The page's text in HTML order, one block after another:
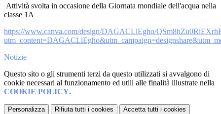
Attività svolta in occasione della Giornata mondiale dell'acqua nella
classe 1A
https://www.canva.com/design/DAGACLlEgho/
Notizie
Questo sito o gli strumenti terzi da questo utilizzati si avvalgono di
cookie necessari al funzionamento ed utili alle finalità illustrate nella
COOKIE POLICY.
Personalizza Rifiuta tutti i cookies Accetta tutti i cookies